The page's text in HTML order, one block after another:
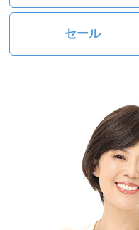
セール